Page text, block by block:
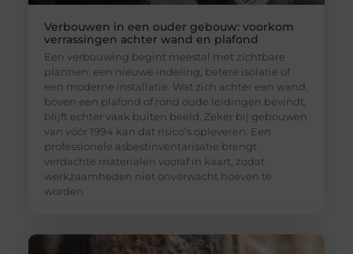
Verbouwen in een ouder gebouw: voorkom
verrassingen achter wand en plafond
Een verbouwing begint meestal met zichtbare
plannen: een nieuwe indeling, betere isolatie of
een moderne installatie. Wat zich achter een wand,
boven een plafond of rond oude leidingen bevindt,
blijft echter vaak buiten beeld. Zeker bij gebouwen
van vóór 1994 kan dat risico’s opleveren. Een
professionele asbestinventarisatie brengt
verdachte materialen vooraf in kaart, zodat
werkzaamheden niet onverwacht hoeven te
worden